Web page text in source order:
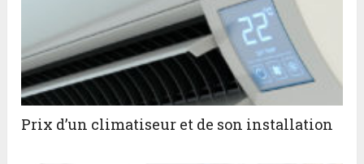
Prix d’un climatiseur et de son installation